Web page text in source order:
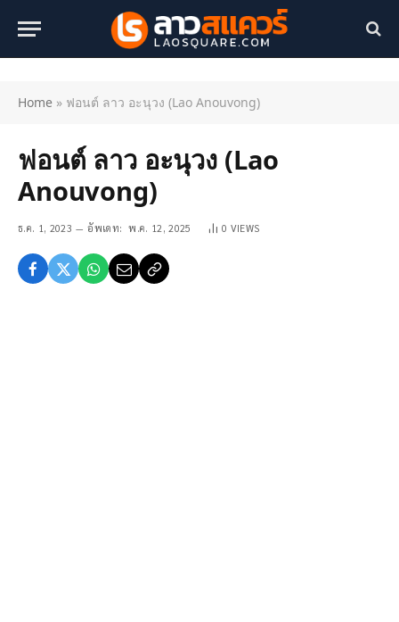
Home » ฟอนต์ ลาว อะนุวง (Lao Anouvong)
ฟอนต์ ลาว อะนุวง (Lao
Anouvong)
ธ.ค. 1, 2023 อัพเดท: พ.ค. 12, 2025 0 VIEWS